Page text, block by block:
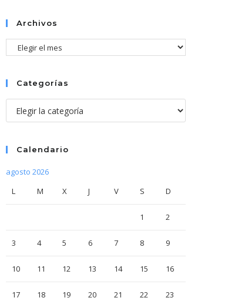
el
Archivos
Archivos
Categorías
Categorías
Calendario
agosto 2026
L
M X J V S D
1 2
3 4 5 6 7 8 9
10 11 12 13 14 15 16
17 18 19 20 21 22 23